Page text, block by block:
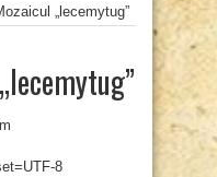
„lecemytug”
8